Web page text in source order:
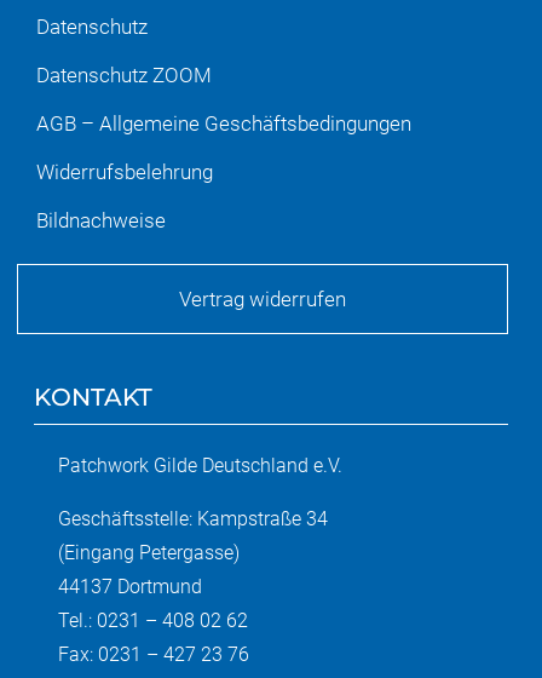
Datenschutz
Datenschutz ZOOM
AGB – Allgemeine Geschäftsbedingungen
Widerrufsbelehrung
Bildnachweise
Vertrag widerrufen
KONTAKT
Patchwork Gilde Deutschland e.V.
Geschäftsstelle: Kampstraße 34
(Eingang Petergasse)
44137 Dortmund
Tel.: 0231 – 408 02 62
Fax: 0231 – 427 23 76